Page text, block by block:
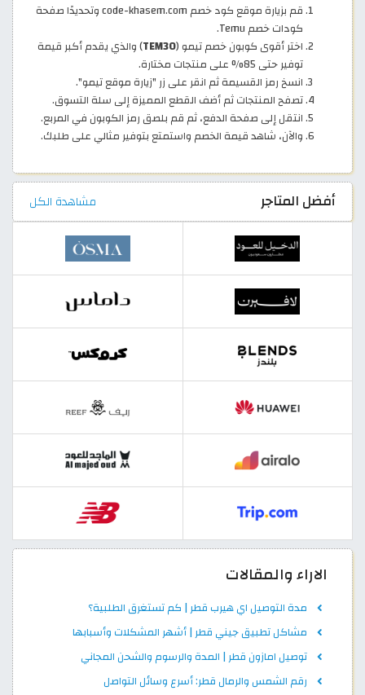
قم بزيارة موقع كود خصم code-khasem.com وتحديدًا صفحة
كودات خصم Temu.
اختر أقوى كوبون خصم تيمو (TEM30) والذي يقدم أكبر قيمة
توفير حتى 85% على منتجات مختارة.
انسخ رمز القسيمة ثم انقر على زر "زيارة موقع تيمو".
تصفح المنتجات ثم أضف القطع المميزة إلى سلة التسوق.
انتقل إلى صفحة الدفع، ثم قم بلصق رمز الكوبون في المربع.
والآن، شاهد قيمة الخصم واستمتع بتوفير مثالي على طلبك.
أفضل المتاجر مشاهدة الكل
الاراء والمقالات
مدة التوصيل اي هيرب قطر | كم تستغرق الطلبية؟
مشاكل تطبيق جيني قطر | أشهر المشكلات وأسبابها
توصيل امازون قطر | المدة والرسوم والشحن المجاني
رقم الشمس والرمال قطر: أسرع وسائل التواصل